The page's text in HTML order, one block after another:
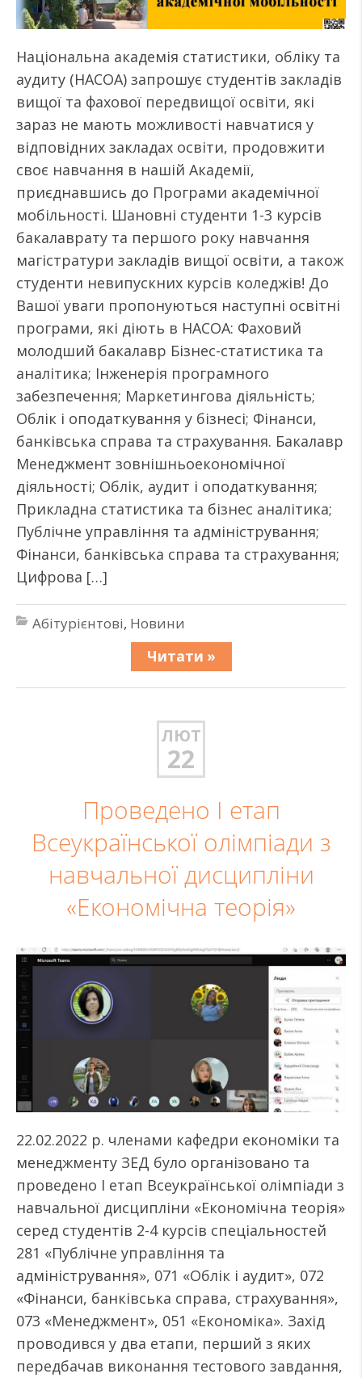
Національна академія статистики, обліку та
аудиту (НАСОА) запрошує студентів закладів
вищої та фахової передвищої освіти, які
зараз не мають можливості навчатися у
відповідних закладах освіти, продовжити
своє навчання в нашій Академії,
приєднавшись до Програми академічної
мобільності. Шановні студенти 1-3 курсів
бакалаврату та першого року навчання
магістратури закладів вищої освіти, а також
студенти невипускних курсів коледжів! До
Вашої уваги пропонуються наступні освітні
програми, які діють в НАСОА: Фаховий
молодший бакалавр Бізнес-статистика та
аналітика; Інженерія програмного
забезпечення; Маркетингова діяльність;
Облік і оподаткування у бізнесі; Фінанси,
банківська справа та страхування. Бакалавр
Менеджмент зовнішньоекономічної
діяльності; Облік, аудит і оподаткування;
Прикладна статистика та бізнес аналітика;
Публічне управління та адміністрування;
Фінанси, банківська справа та страхування;
Цифрова […]
Абітурієнтові, Новини
Читати »
ЛЮТ
22
Проведено І етап
Всеукраїнської олімпіади з
навчальної дисципліни
«Економічна теорія»
22.02.2022 р. членами кафедри економіки та
менеджменту ЗЕД було організовано та
проведено І етап Всеукраїнської олімпіади з
навчальної дисципліни «Економічна теорія»
серед студентів 2-4 курсів спеціальностей
281 «Публічне управління та
адміністрування», 071 «Облік і аудит», 072
«Фінанси, банківська справа, страхування»,
073 «Менеджмент», 051 «Економіка». Захід
проводився у два етапи, перший з яких
передбачав виконання тестового завдання,